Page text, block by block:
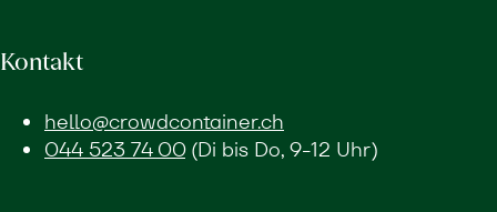
Kontakt
hello@crowdcontainer.ch
044 523 74 00(Di bis Do, 9-12 Uhr)